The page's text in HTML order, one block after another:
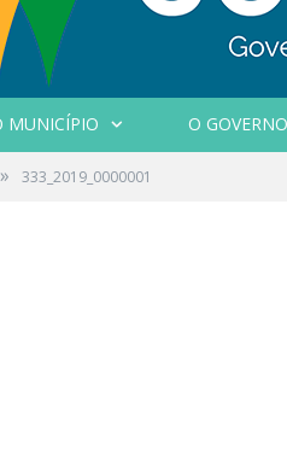
MUNICÍPIO O GOVERNO
» 333_2019_0000001